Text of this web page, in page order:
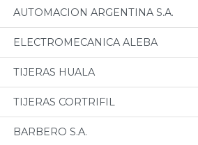
AUTOMACION ARGENTINA S.A.
ELECTROMECANICA ALEBA
TIJERAS HUALA
TIJERAS CORTRIFIL
BARBERO S.A.